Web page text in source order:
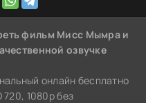
фильм Мисс Мымра и
озвучке
онлайн бесплатно
720, 1080p без